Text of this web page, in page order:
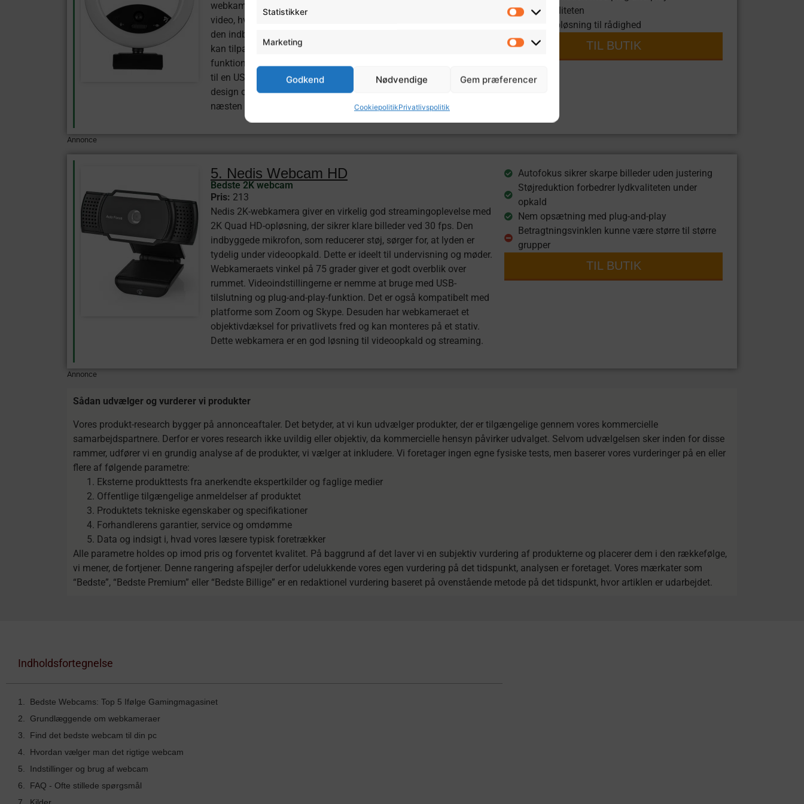
Statistikker
Marketing
Godkend Nødvendige Gem præferencer
CookiepolitikPrivatlivspolitik
webkamera leverer i høj grad på kvalitet med sin Full HD 1080p
video, hvilket sikrer knivskarpe billeder under dine streams. Med
den indbyggede ringlys-teknologi opnår man perfekt belysning, der
kan tilpasses efter behov uden ekstra udstyr. Plug-and-play
funktionen gør det nemt at komme i gang – det er blot at tilslutte
til en USB-port, og så er du klar til at sende live. Med sit intelligente
design og den fleksible klemme, kan Occhio fastgøre sikkert til
næsten enhver skærm.
funktionaliteten
Kun én opløsning til rådighed
TIL BUTIK
Annonce
5. Nedis Webcam HD
Bedste 2K webcam
Pris: 213
Nedis 2K-webkamera giver en virkelig god streamingoplevelse med
2K Quad HD-opløsning, der sikrer klare billeder ved 30 fps. Den
indbyggede mikrofon, som reducerer støj, sørger for, at lyden er
tydelig under videoopkald. Dette er ideelt til undervisning og møder.
Webkameraets vinkel på 75 grader giver et godt overblik over
rummet. Videoindstillingerne er nemme at bruge med USB-
tilslutning og plug-and-play-funktion. Det er også kompatibelt med
platforme som Zoom og Skype. Desuden har webkameraet et
objektivdæksel for privatlivets fred og kan monteres på et stativ.
Dette webkamera er en god løsning til videoopkald og streaming.
Autofokus sikrer skarpe billeder uden justering
Støjreduktion forbedrer lydkvaliteten under
opkald
Nem opsætning med plug-and-play
Betragtningsvinklen kunne være større til større
grupper
TIL BUTIK
Annonce
Sådan udvælger og vurderer vi produkter
Vores produkt-research bygger på annonceaftaler. Det betyder, at vi kun udvælger produkter, der er tilgængelige gennem vores kommercielle
samarbejdspartnere. Derfor er vores research ikke uvildig eller objektiv, da kommercielle hensyn påvirker udvalget. Selvom udvælgelsen sker inden for disse
rammer, udfører vi en grundig analyse af de produkter, vi vælger at inkludere. Vi foretager ingen egne fysiske tests, men baserer vores vurderinger på en eller
flere af følgende parametre:
Eksterne produkttests fra anerkendte ekspertkilder og faglige medier
Offentlige tilgængelige anmeldelser af produktet
Produktets tekniske egenskaber og specifikationer
Forhandlerens garantier, service og omdømme
Data og indsigt i, hvad vores læsere typisk foretrækker
Alle parametre holdes op imod pris og forventet kvalitet. På baggrund af det laver vi en subjektiv vurdering af produkterne og placerer dem i den rækkefølge,
vi mener, de fortjener. Denne rangering afspejler derfor udelukkende vores egen vurdering på det tidspunkt, analysen er foretaget. Vores mærkater som
“Bedste”, “Bedste Premium” eller “Bedste Billige” er en redaktionel vurdering baseret på ovenstående metode på det tidspunkt, hvor artiklen er udarbejdet.
Indholdsfortegnelse
Bedste Webcams: Top 5 Ifølge Gamingmagasinet
Grundlæggende om webkameraer
Find det bedste webcam til din pc
Hvordan vælger man det rigtige webcam
Indstillinger og brug af webcam
FAQ - Ofte stillede spørgsmål
Kilder